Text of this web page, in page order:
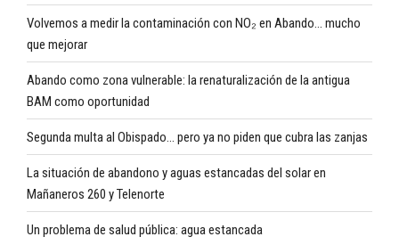
Volvemos a medir la contaminación con NO₂ en Abando… mucho
que mejorar
Abando como zona vulnerable: la renaturalización de la antigua
BAM como oportunidad
Segunda multa al Obispado… pero ya no piden que cubra las zanjas
La situación de abandono y aguas estancadas del solar en
Mañaneros 260 y Telenorte
Un problema de salud pública: agua estancada